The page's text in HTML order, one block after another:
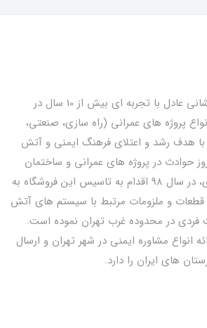
صنایع ایمنی و آتش نشانی عادل با تجربه ای بیش از 10 سال در
پروژه های عمرانی (راه سازی، صنعتی،
هدف رشد و اعتلای فرهنگ ایمنی و آتش
حوادث در پروژه های عمرانی و ساختمان
های در حال بهره برداری، در سال 98 اقدام به تاسیس این فروشگاه به
قطعات و ملزومات مرتبط با سیستم های آتش
فردی در محدوده غرب تهران نموده است.
انواع مشاوره ایمنی در شهر تهران و ارسال
های ایران را دارد.